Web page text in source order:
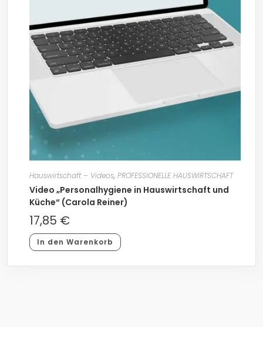
Hauswirtschaft – Videos, PROFESSIONELLE HAUSWIRTSCHAFT
Video „Personalhygiene in Hauswirtschaft und
Küche“ (Carola Reiner)
17,85 €
In den Warenkorb